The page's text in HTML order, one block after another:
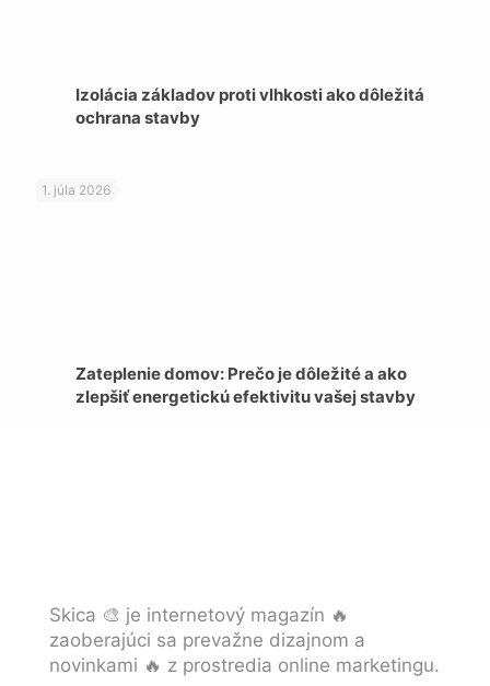
Izolácia základov proti vlhkosti ako dôležitá
ochrana stavby
1. júla 2026
Zateplenie domov: Prečo je dôležité a ako
zlepšiť energetickú efektivitu vašej stavby
Skica 🎨 je internetový magazín 🔥
zaoberajúci sa prevažne dizajnom a
novinkami 🔥 z prostredia online marketingu.